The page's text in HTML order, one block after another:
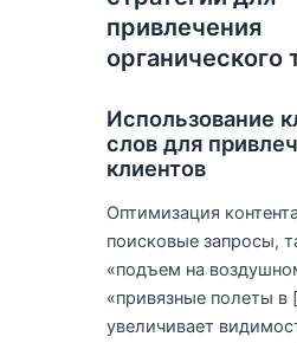
привлечения
органического
Использование
слов для
клиентов
Оптимизация
поисковые запросы,
«подъем на
«привязные полеты в
увеличивает